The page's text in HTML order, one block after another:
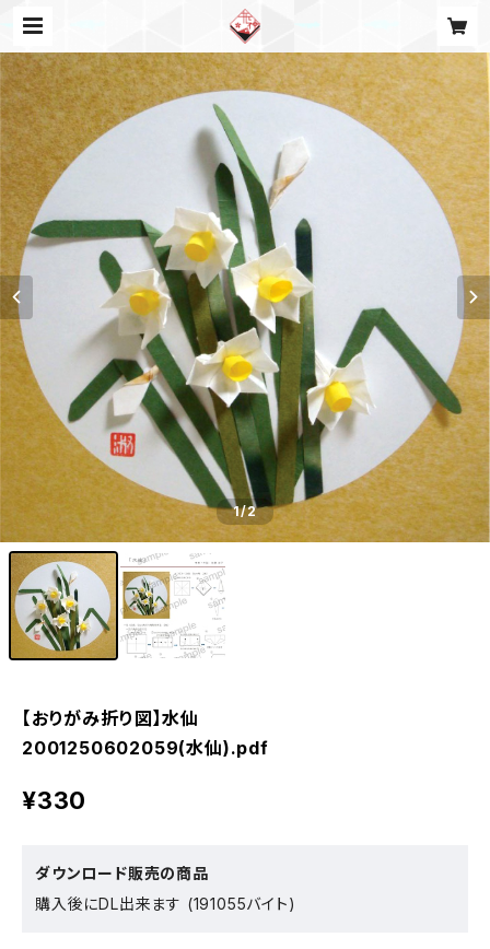
1/2
【おりがみ折り図】水仙
2001250602059(水仙).pdf
¥330
ダウンロード販売の商品
購入後にDL出来ます (191055バイト)